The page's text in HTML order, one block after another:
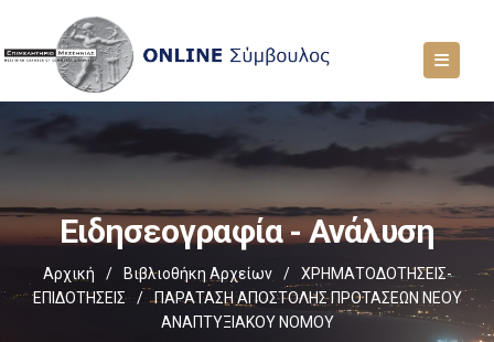
Ειδησεογραφία - Ανάλυση
Αρχική / Βιβλιοθήκη Αρχείων /
ΧΡΗΜΑΤΟΔΟΤΗΣΕΙΣ-
ΕΠΙΔΟΤΗΣΕΙΣ
/
ΠΑΡΑΤΑΣΗ ΑΠΟΣΤΟΛΗΣ ΠΡΟΤΑΣΕΩΝ ΝΕΟΥ
ΑΝΑΠΤΥΞΙΑΚΟΥ ΝΟΜΟΥ